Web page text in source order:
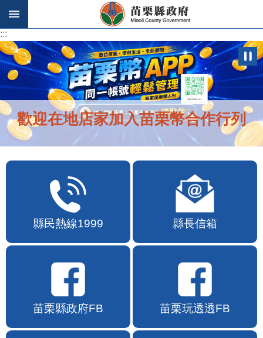
跳到主要內容區塊
:::
:::
歡迎在地店家加入苗栗幣合作行列
縣民熱線1999 縣長信箱
苗栗縣政府FB 苗栗玩透透FB